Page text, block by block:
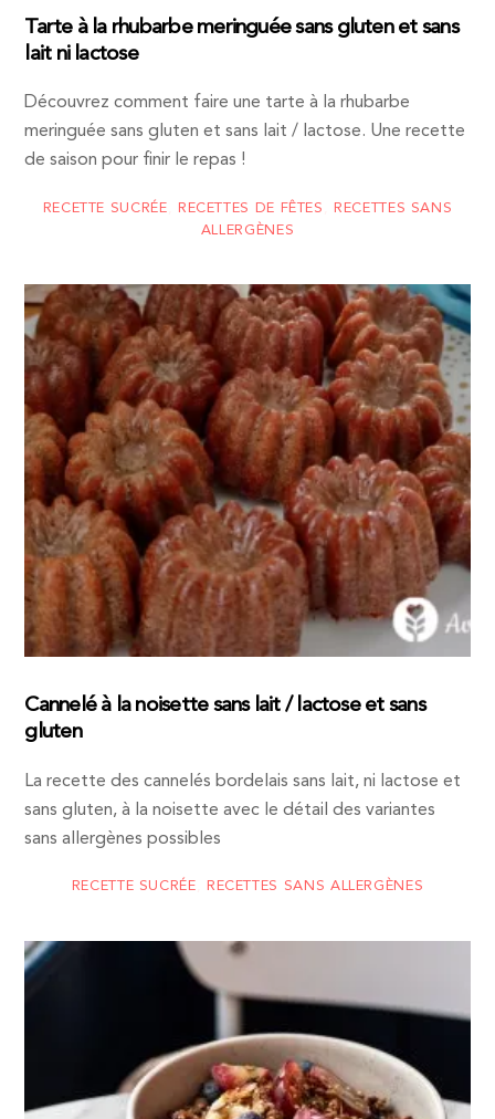
Tarte à la rhubarbe meringuée sans gluten et sans
lait ni lactose
Découvrez comment faire une tarte à la rhubarbe
meringuée sans gluten et sans lait / lactose. Une recette
de saison pour finir le repas !
RECETTE SUCRÉE RECETTES DE FÊTES
RECETTES SANS
ALLERGÈNES
Cannelé à la noisette sans lait / lactose et sans
gluten
La recette des cannelés bordelais sans lait, ni lactose et
sans gluten, à la noisette avec le détail des variantes
sans allergènes possibles
RECETTE SUCRÉE RECETTES SANS ALLERGÈNES